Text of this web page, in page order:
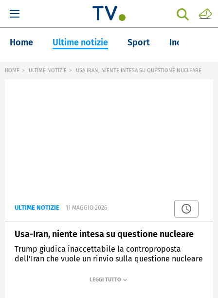
Home Ultime notizie Sport Inchieste
HOME ULTIME NOTIZIE USA IRAN, NIENTE INTESA SU QUESTIONE NUCLEARE
ULTIME NOTIZIE 11 MAGGIO 2026
Usa-Iran, niente intesa su questione nucleare
Trump giudica inaccettabile la controproposta
dell'Iran che vuole un rinvio sulla questione nucleare